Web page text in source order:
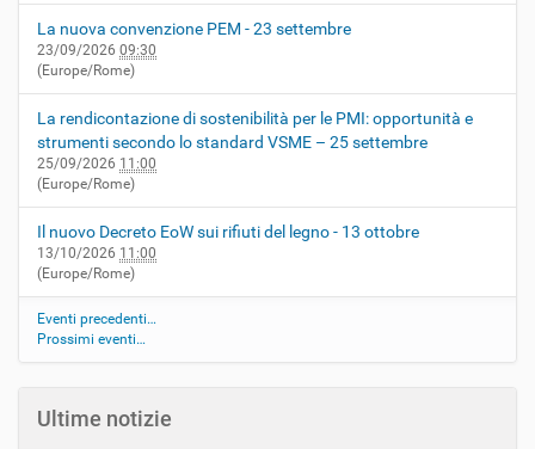
La nuova convenzione PEM - 23 settembre
23/09/2026 09:30
(Europe/Rome)
La rendicontazione di sostenibilità per le PMI: opportunità e
strumenti secondo lo standard VSME – 25 settembre
25/09/2026 11:00
(Europe/Rome)
Il nuovo Decreto EoW sui rifiuti del legno - 13 ottobre
13/10/2026 11:00
(Europe/Rome)
Eventi precedenti…
Prossimi eventi…
Ultime notizie